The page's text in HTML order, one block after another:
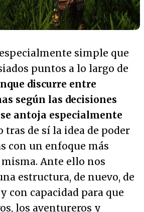
simple que
puntos a lo largo de
discurre entre
según las decisiones
antoja especialmente
tras de sí la idea de poder
con un enfoque más
Ante ello nos
estructura, de nuevo, de
con capacidad para que
los aventureros y